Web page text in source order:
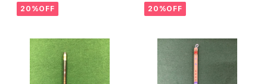
20%OFF 20%OFF